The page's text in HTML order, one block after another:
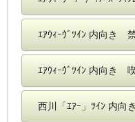
ｴｱｳｨｰｳﾞﾂｲﾝ 内向き
ｴｱｳｨｰｳﾞﾂｲﾝ 内向き
西川「ｴｱｰ」ﾂｲﾝ 内